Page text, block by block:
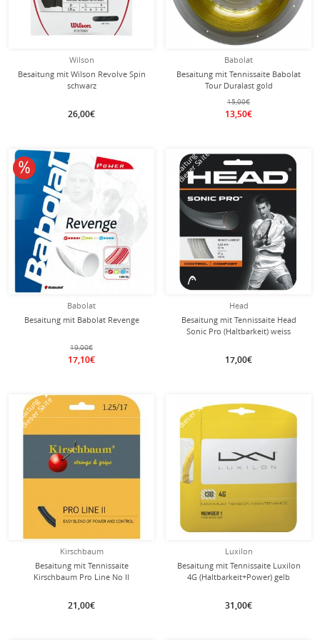
Wilson
Besaitung mit Wilson Revolve Spin
schwarz
26,00€
Babolat
Besaitung mit Tennissaite Babolat
Tour Duralast gold
15,00€
13,50€
Babolat
Besaitung mit Babolat Revenge
19,00€
17,10€
10% reduziert
Head
Besaitung mit Tennissaite Head
Sonic Pro (Haltbarkeit) weiss
17,00€
Besaitung
mit dieser Saite
Kirschbaum
Besaitung mit Tennissaite
Kirschbaum Pro Line No II
21,00€
Besaitung
mit dieser Saite
Luxilon
Besaitung mit Tennissaite Luxilon
4G (Haltbarkeit+Power) gelb
31,00€
Besaitung
mit dieser Saite